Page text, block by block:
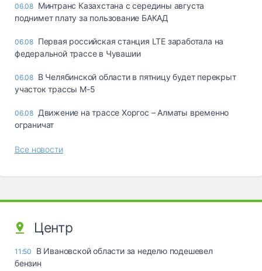
06.08 Минтранс Казахстана с середины августа
поднимет плату за пользование БАКАД
06.08 Первая российская станция LTE заработала на
федеральной трассе в Чувашии
06.08 В Челябинской области в пятницу будет перекрыт
участок трассы М-5
06.08 Движение на трассе Хоргос – Алматы временно
ограничат
Все новости
Центр
11:50
В Ивановской области за неделю подешевел
бензин